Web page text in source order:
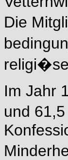
Die
Im Jahr
und